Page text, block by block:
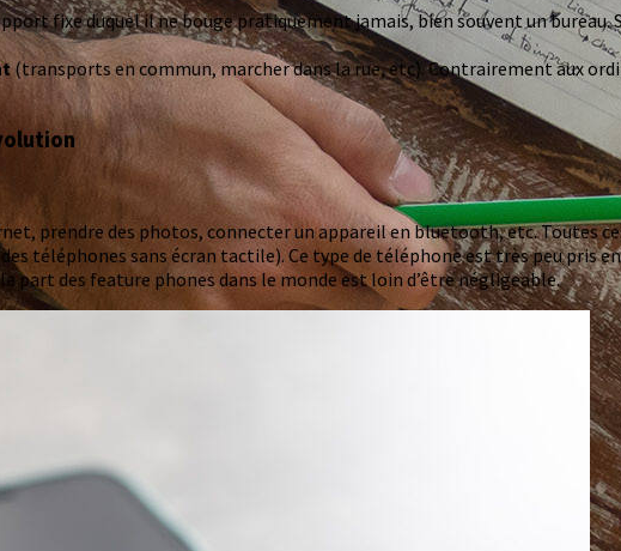
fixe duquel il ne bouge pratiquement jamais, bien souvent un bureau.
(transports en commun, marcher dans la rue, etc). Contrairement aux
prendre des photos, connecter un appareil en bluetooth, etc. Toutes
téléphones sans écran tactile). Ce type de téléphone est très peu pris
part des feature phones dans le monde est loin d’être négligeable.